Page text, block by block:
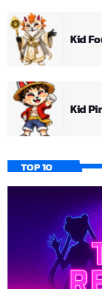
Kid
Kid
TOP 10